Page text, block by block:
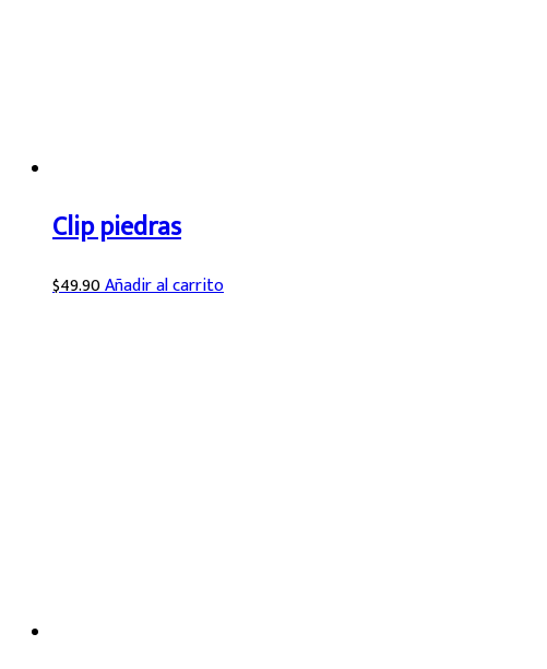
Clip piedras
$49.90Añadir al carrito